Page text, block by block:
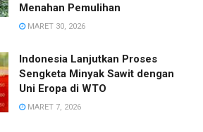
Menahan Pemulihan
MARET 30, 2026
Indonesia Lanjutkan Proses
Sengketa Minyak Sawit dengan
Uni Eropa di WTO
MARET 7, 2026